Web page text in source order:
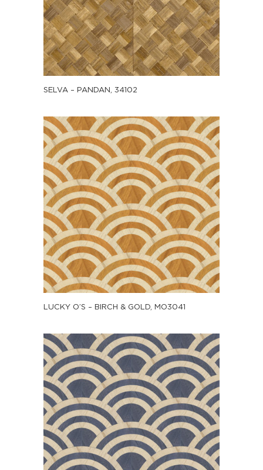
SELVA – PANDAN, 34102
LUCKY O’S – BIRCH & GOLD, MO3041